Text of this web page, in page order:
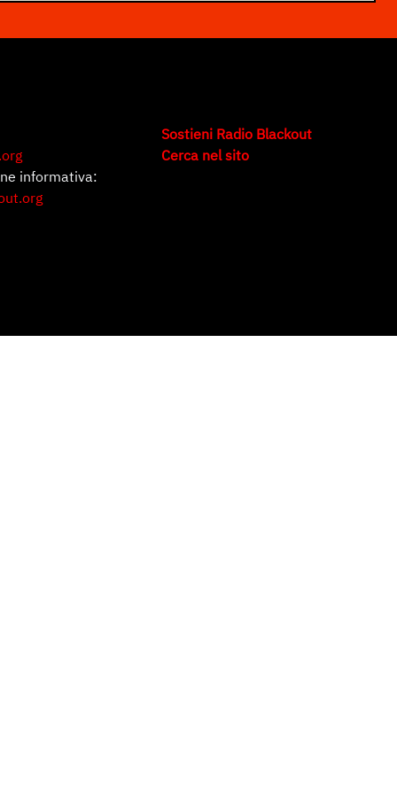
informativa:
Sostieni Radio Blackout
Cerca nel sito